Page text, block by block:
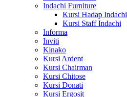
Indachi Furniture
Kursi Hadap Indachi
Kursi Staff Indachi
Informa
Inviti
Kinako
Kursi Ardent
Kursi Chairman
Kursi Chitose
Kursi Donati
Kursi Ergosit